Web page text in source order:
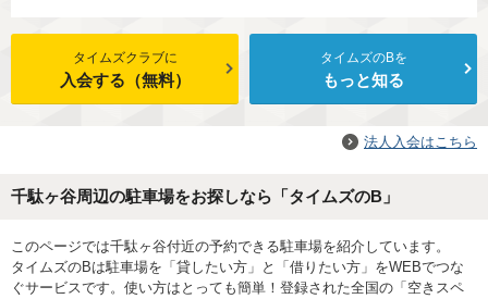
タイムズクラブに
入会する（無料）
タイムズのBを
もっと知る
法人入会はこちら
千駄ヶ谷周辺の駐車場をお探しなら「タイムズのB」
このページでは千駄ヶ谷付近の予約できる駐車場を紹介しています。
タイムズのBは駐車場を「貸したい方」と「借りたい方」をWEBでつな
ぐサービスです。使い方はとっても簡単！登録された全国の「空きスペ